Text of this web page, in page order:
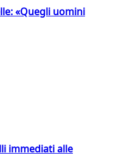
«Quegli uomini
immediati alle